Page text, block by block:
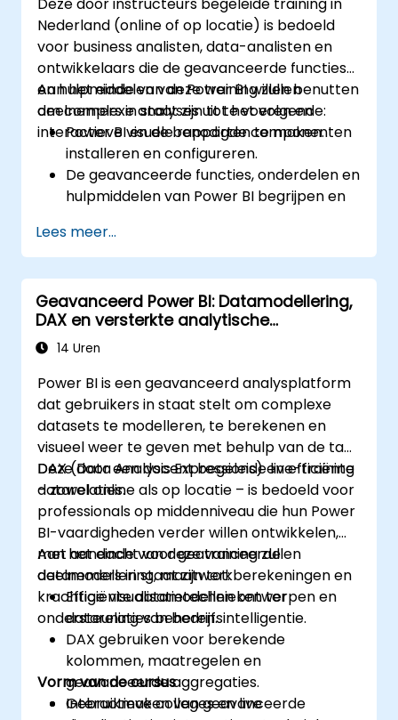
Nederland (online of op locatie) is bedoeld
voor business analisten, data-analisten en
ontwikkelaars die de geavanceerde functies
en hulpmiddelen van Power BI willen benutten
om complexe analyses uit te voeren en
interactieve visuele rapporten te maken.
Aan het einde van deze training zullen
deelnemers in staat zijn tot het volgende:
Power BI en de benodigde componenten
installeren en configureren.
De geavanceerde functies, onderdelen en
hulpmiddelen van Power BI begrijpen en
Waardevolle inzichten opdoen over
geavanceerde data-analyse en
strategieën.
Gebruikmaken van geavanceerde
technieken voor datamodeling.
Leren hoe je met DAX geavanceerde
implementeren.
De beste tips en trucs rond
dataverwerking, visualisatie en
presentatie kennen.
Rapporten en dashboards interactief
maken zodat samenwerking binnen
Power BI bevorderd wordt.
Gebruikmaken van geïntegreerde
analyses in Power BI.
Lees meer...
Geavanceerd Power BI: Datamodellering,
DAX en versterkte analytische
mogelijkheden
14 Uren
Power BI is een geavanceerd analysplatform
dat gebruikers in staat stelt om complexe
datasets te modelleren, te berekenen en
visueel weer te geven met behulp van de taal
DAX (Data Analysis Expressions) en efficiënte
datarelaties.
Deze door een docent begeleide live-training
– zowel online als op locatie – is bedoeld voor
professionals op middenniveau die hun Power
BI-vaardigheden verder willen ontwikkelen,
met aandacht voor geavanceerde
datamodellering, maatwerkberekeningen en
krachtige visualisatietechnieken ter
ondersteuning van bedrijfsintelligentie.
Aan het einde van deze training zullen
deelnemers in staat zijn tot:
Efficiënte datamodellen ontwerpen en
datarelaties beheren.
DAX gebruiken voor berekende
kolommen, maatregelen en
geavanceerde aggregaties.
Gebruikmaken van geavanceerde
Vorm van de cursus
Interactieve colleges en live